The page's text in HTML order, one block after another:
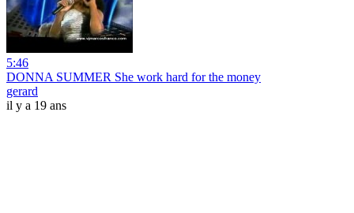
5:46
DONNA SUMMER She work hard for the money
gerard
il y a 19 ans